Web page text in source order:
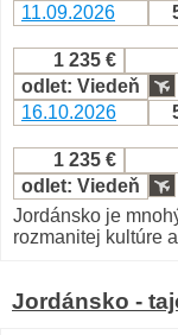
11.09.2026
1 235 €
odlet: Viedeň
16.10.2026
1 235 €
odlet: Viedeň
Jordánsko je
rozmanitej kultúre
Jordánsko -